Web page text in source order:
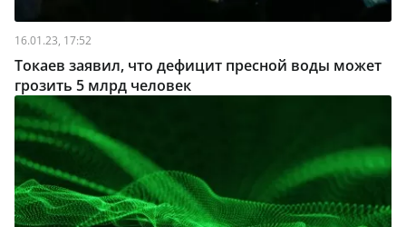
16.01.23, 17:52
Токаев заявил, что дефицит пресной воды может
грозить 5 млрд человек